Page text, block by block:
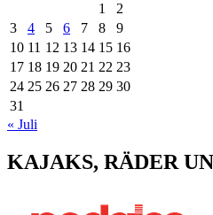
1
2
3
4 5 6 7 8
9
10 11 12 13 14 15 16
17 18 19 20 21 22 23
24 25 26 27 28 29 30
31
« Juli
KAJAKS, RÄDER